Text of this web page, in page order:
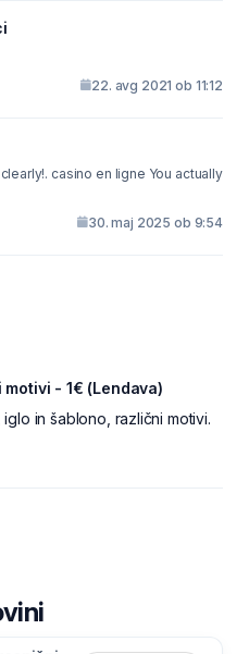
22. avg 2021 ob 11:12
casino en ligne You actually
30. maj 2025 ob 9:54
- 1€ (Lendava)
in šablono, različni motivi.